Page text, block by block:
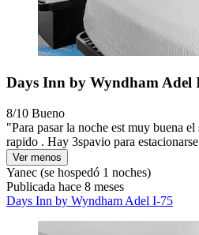
Days Inn by Wyndham Adel
8/10 Bueno
"Para pasar la noche est muy buena
rapido . Hay 3spavio para
Ver menos
Yanec (se hospedó 1 noches)
Publicada hace 8 meses
Days Inn by Wyndham Adel I-75